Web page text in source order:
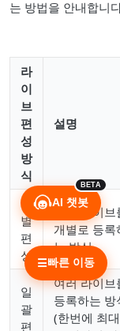
는 방법을 안내합니
라
이
브
편
성
방
식
설명
개
별
편
성
단일 라이브
개별로 등록
는 방식
일
괄
편
여러 라이브
등록하는 방
(한번에 최대
☰빠른 이동
BETA
AI 챗봇